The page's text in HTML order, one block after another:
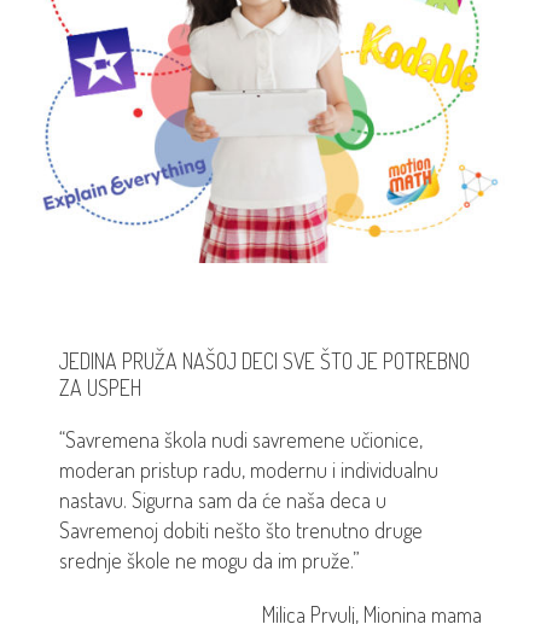
JEDINA PRUŽA NAŠOJ DECI SVE ŠTO JE POTREBNO
ZA USPEH
“Savremena škola nudi savremene učionice,
moderan pristup radu, modernu i individualnu
nastavu. Sigurna sam da će naša deca u
Savremenoj dobiti nešto što trenutno druge
srednje škole ne mogu da im pruže.”
Milica Prvulj, Mionina mama